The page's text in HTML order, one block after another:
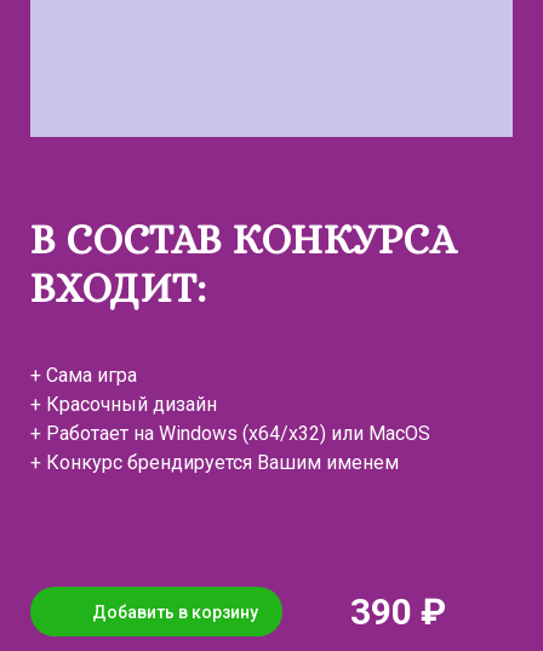
В СОСТАВ КОНКУРСА
ВХОДИТ:
+ Сама игра
+ Красочный дизайн
+ Работает на Windows (x64/x32) или MacOS
+ Конкурс брендируется Вашим именем
Добавить в корзину 390 ₽